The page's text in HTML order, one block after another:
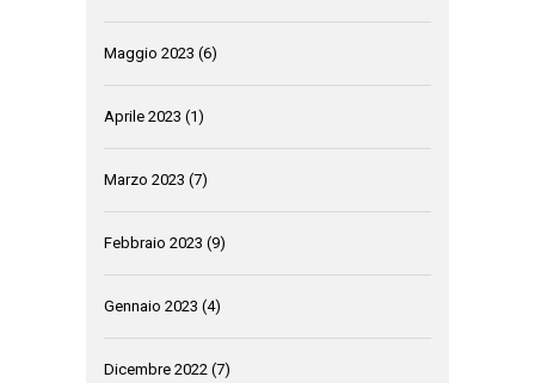
Maggio 2023 (6)
Aprile 2023 (1)
Marzo 2023 (7)
Febbraio 2023 (9)
Gennaio 2023 (4)
Dicembre 2022 (7)